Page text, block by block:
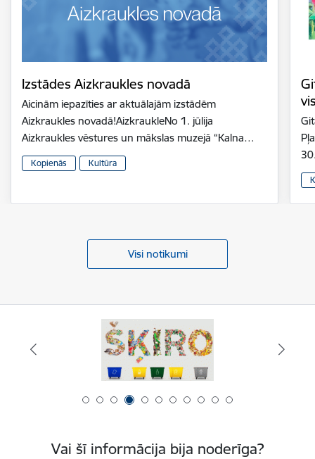
Izstādes Aizkraukles novadā
Aicinām iepazīties ar aktuālajām izstādēm
Aizkraukles novadā!AizkraukleNo 1. jūlija
Aizkraukles vēstures un mākslas muzejā “Kalna…
Kopienās Kultūra
Visi notikumi
Vai šī informācija bija noderīga?